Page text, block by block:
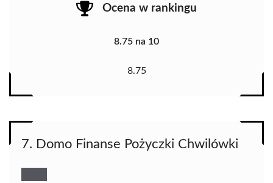
Ocena w rankingu
8.75 na 10
8.75
7. Domo Finanse Pożyczki Chwilówki